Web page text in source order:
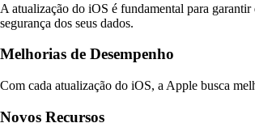
A atualização do iOS é fundamental para
segurança dos seus dados.
Melhorias de Desempenho
Com cada atualização do iOS, a Apple busca
Novos Recursos